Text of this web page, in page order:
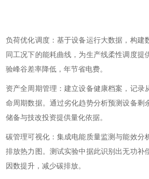
负荷优化调度：基于设备运行大数据，构建
同工况下的能耗曲线，为生产线柔性调度提
验峰谷差率降低，年节省电费。
资产全周期管理：建立设备健康档案，记录
命周期数据。通过劣化趋势分析预测设备剩
储备与技改投资提供量化依据。
碳管理可视化：集成电能质量监测与能效分
排放热力图。 测试实验中据此识别出无功补
因数提升，减少碳排放。